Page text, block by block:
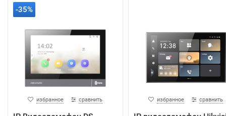
-35%
избранное сравнить избранное сравнить